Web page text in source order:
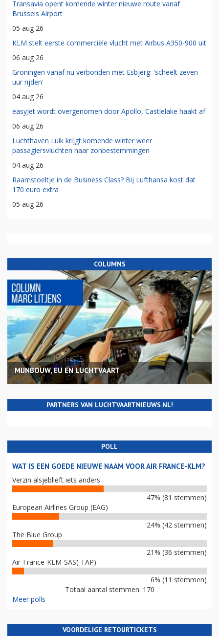
Transavia opent komende winter nieuwe route vanaf
Brussels Airport
05 aug 26
KLM stelt eerste commerciële vlucht met Airbus A350-900 uit
06 aug 26
Groningen vanaf nu verbonden met Esbjerg: 'scheelt zeven
uur rijden'
04 aug 26
easyJet wordt overgenomen door Apollo, Castlelake haakt af
06 aug 26
Luchthaven Luik krijgt komende winter weer
passagiersvluchten naar zonbestemmingen
04 aug 26
Raamstoeltje in de Business Class? Bij Lufthansa kost dat
170 euro extra
05 aug 26
COLUMNS
MIJNBOUW, EU EN LUCHTVAART
PARTNERS VAN LUCHTVAARTNIEUWS.NL!
POLL
WAT IS EEN GOEDE NIEUWE NAAM VOOR AIR FRANCE-KLM?
Verzin alsjeblieft iets anders
47% (81 stemmen)
European Airlines Group (EAG)
24% (42 stemmen)
The Blue Group
21% (36 stemmen)
Air-France-KLM-SAS(-TAP)
6% (11 stemmen)
Totaal aantal stemmen: 170
Meer polls
VOORDELIGE RETOURTICKETS